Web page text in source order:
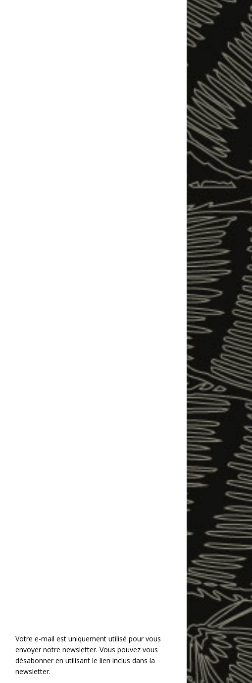
Votre e-mail est uniquement utilisé pour vous
envoyer notre newsletter. Vous pouvez vous
désabonner en utilisant le lien inclus dans la
newsletter.